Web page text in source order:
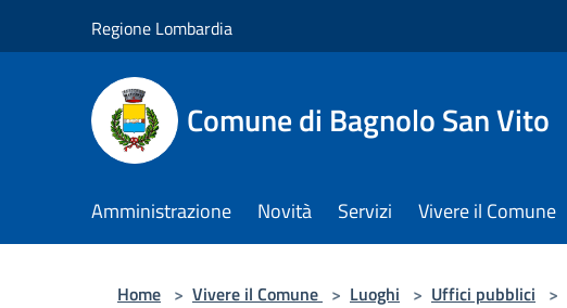
Regione Lombardia
Comune di Bagnolo San Vito
Amministrazione Novità Servizi Vivere il Comune
Home > Vivere il Comune > Luoghi > Uffici pubblici >